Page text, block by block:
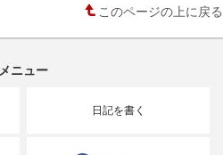
このページの上に戻る
メニュー
日記を書く